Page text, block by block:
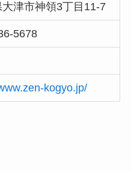
津市神領3丁目11-7
5678
kogyo.jp/